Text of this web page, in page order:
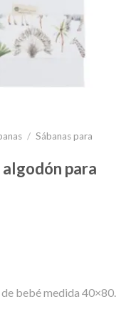
/ Sábanas para
para
de bebé medida 40×80.